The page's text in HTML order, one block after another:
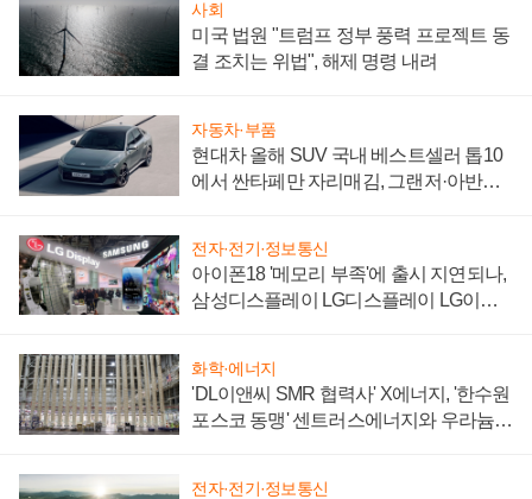
사회
미국 법원 "트럼프 정부 풍력 프로젝트 동
결 조치는 위법", 해제 명령 내려
자동차·부품
현대차 올해 SUV 국내 베스트셀러 톱10
에서 싼타페만 자리매김, 그랜저·아반떼
전자·전기·정보통신
아이폰18 '메모리 부족'에 출시 지연되나,
삼성디스플레이 LG디스플레이 LG이노
화학·에너지
'DL이앤씨 SMR 협력사' X에너지, '한수원
포스코 동맹' 센트러스에너지와 우라늄
전자·전기·정보통신